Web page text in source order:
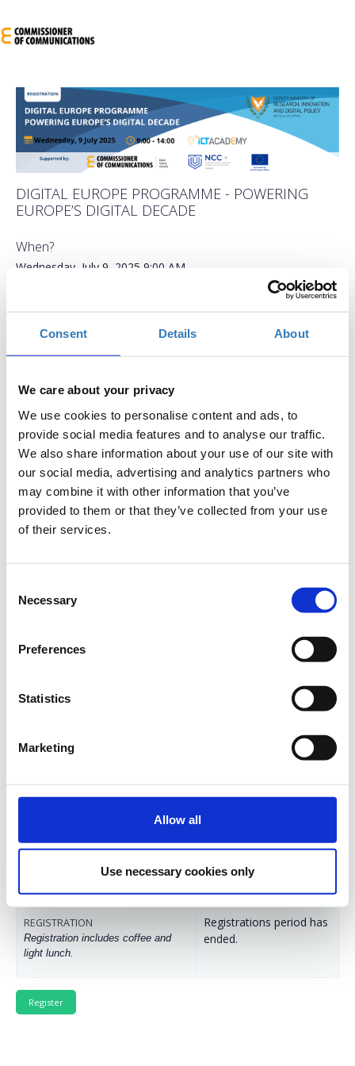
Consent Details About
We care about your privacy
We use cookies to personalise content and ads, to
provide social media features and to analyse our traffic.
We also share information about your use of our site with
our social media, advertising and analytics partners who
may combine it with other information that you’ve
provided to them or that they’ve collected from your use
of their services.
Selection
Necessary
Preferences
Statistics
Marketing
Allow all
Use necessary cookies only
DIGITAL EUROPE PROGRAMME - POWERING
EUROPE’S DIGITAL DECADE
When?
Wednesday, July 9, 2025 9:00 AM
Egkomi Lefkosias
Το Υφυπουργείο Έρευνας, Καινοτομίας και Ψηφιακής
Πολιτικής διοργανώνειΕνημερωτική Εκδήλωση
Παρουσίασης του Προγράμματος «Ψηφιακή
Ευρώπη»την Τετάρτη, 9 Ιουλίου 2025, στην Ακαδημία
ICT του Γραφείου Επιτρόπου Επικοινωνιών.
Κύριος ομιλητής της εκδήλωσης θα είναι ο κ. Enric
Mitjana, εκ μέρους της Ευρωπαϊκής Επιτροπής. Ο κ.
δοθούν πρακτικές συμβουλές για νέους συμμετέχοντες
μέσα από την εμπειρία όσων συμμετέχουν σε έργα του
Υποστηρικτές της εκδήλωσης είναι ο Επίτροπος
Εθνικό Κέντρο Συντονισμού Κυβερνοασφάλειας NCC-CY
στην παρουσίαση των προσκλήσεων σε θέματα
κυβερνοασφάλειας, με ομιλητή τον κ. Alexander Kamprad
Κυβερνοασφάλειας ECCC.
Η γλώσσα διεξαγωγής είναι τα Αγγλικά και η συμμετοχή
είναι δωρεάν.
REGISTRATION
Registration includes coffee and
light lunch.
Registrations period has
ended.